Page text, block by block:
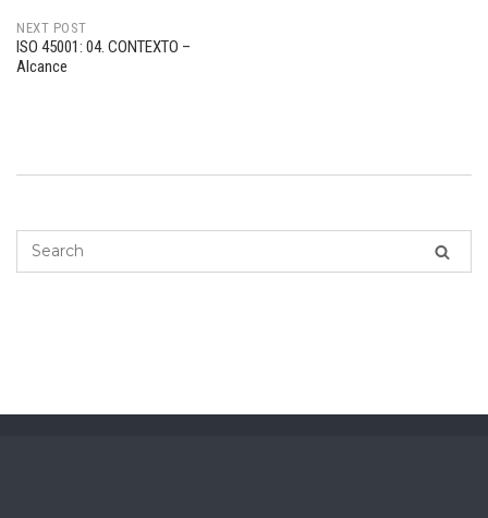
navigation
NEXT POST
ISO 45001: 04. CONTEXTO –
Alcance